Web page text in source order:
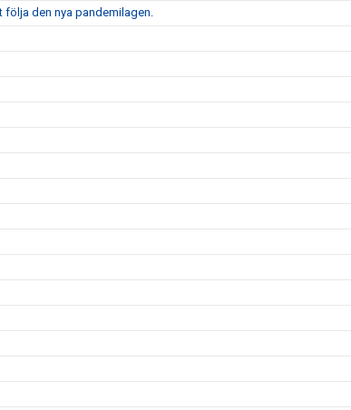
den nya pandemilagen.